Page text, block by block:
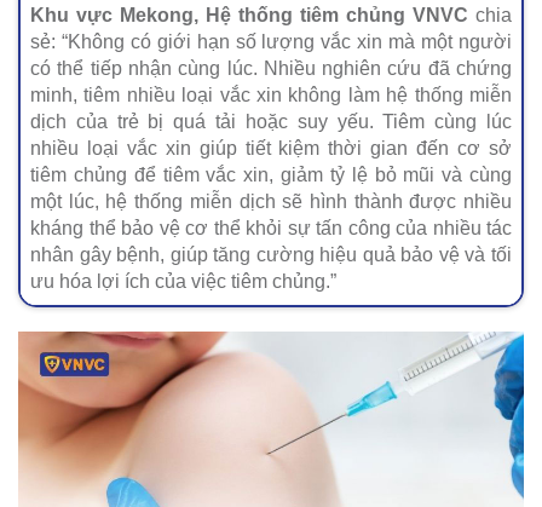
Khu vực Mekong, Hệ thống tiêm chủng VNVC chia
sẻ: “Không có giới hạn số lượng vắc xin mà một người
có thể tiếp nhận cùng lúc. Nhiều nghiên cứu đã chứng
minh, tiêm nhiều loại vắc xin không làm hệ thống miễn
dịch của trẻ bị quá tải hoặc suy yếu. Tiêm cùng lúc
nhiều loại vắc xin giúp tiết kiệm thời gian đến cơ sở
tiêm chủng để tiêm vắc xin, giảm tỷ lệ bỏ mũi và cùng
một lúc, hệ thống miễn dịch sẽ hình thành được nhiều
kháng thể bảo vệ cơ thể khỏi sự tấn công của nhiều tác
nhân gây bệnh, giúp tăng cường hiệu quả bảo vệ và tối
ưu hóa lợi ích của việc tiêm chủng.”